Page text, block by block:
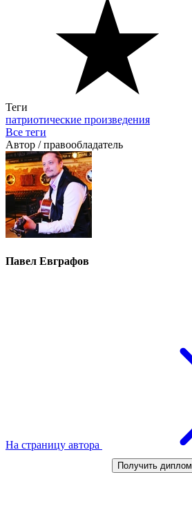
Теги
патриотические произведения
Все теги
Автор / правообладатель
Павел Евграфов
На страницу автора
Получить диплом